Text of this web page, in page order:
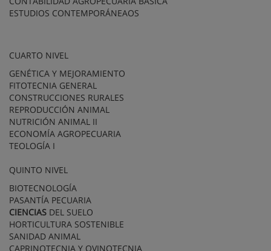
ESTUDIOS CONTEMPORÁNEAOS
CUARTO NIVEL
GENÉTICA Y MEJORAMIENTO
FITOTECNIA GENERAL
CONSTRUCCIONES RURALES
REPRODUCCIÓN ANIMAL
NUTRICIÓN ANIMAL II
ECONOMÍA AGROPECUARIA
TEOLOGÍA I
QUINTO NIVEL
BIOTECNOLOGÍA
PASANTÍA PECUARIA
CIENCIAS DEL SUELO
HORTICULTURA SOSTENIBLE
SANIDAD ANIMAL
CAPRINOTECNIA Y OVINOTECNIA